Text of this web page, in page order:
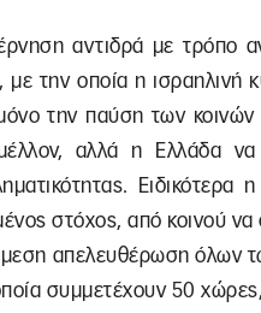
αντιδρά με τρόπο
την οποία η ισραηλινή
την παύση των
αλλά η Ελλάδα να
στόχος, από κοινού
απελευθέρωση όλων
συμμετέχουν 50